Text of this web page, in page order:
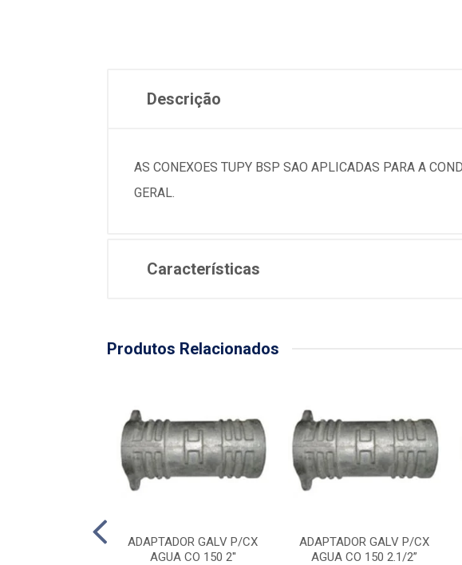
Descrição
AS CONEXOES TUPY BSP SAO APLICADAS PARA A
GERAL.
Características
Produtos Relacionados
ADAPTADOR GALV P/CX
AGUA CO 150 2''
ADAPTADOR GALV P/CX
AGUA CO 150 2.1/2”